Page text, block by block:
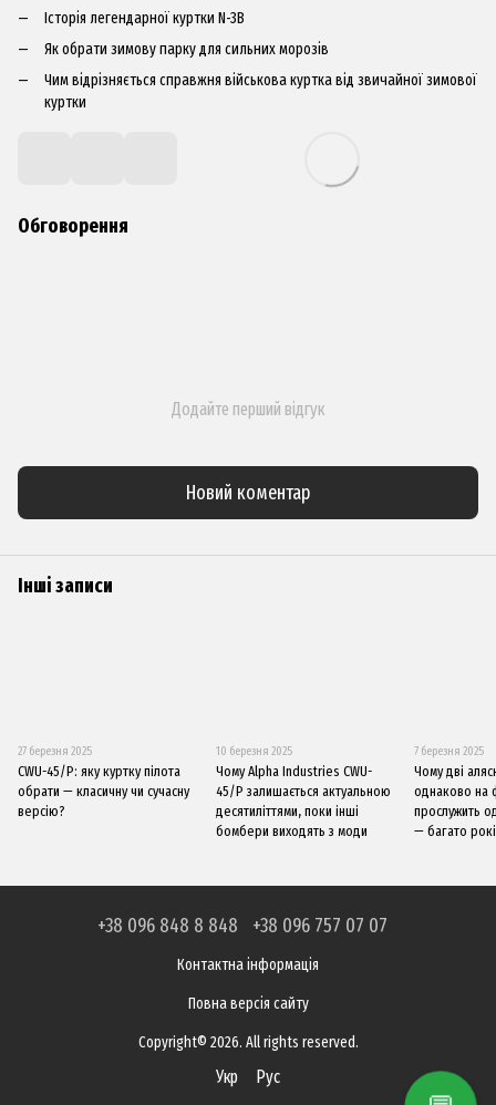
Історія легендарної куртки N-3B
Як обрати зимову парку для сильних морозів
Чим відрізняється справжня військова куртка від звичайної зимової
куртки
Обговорення
Додайте перший відгук
Новий коментар
Інші записи
27 березня 2025
CWU-45/P: яку куртку пілота
обрати — класичну чи сучасну
версію?
10 березня 2025
Чому Alpha Industries CWU-
45/P залишається актуальною
десятиліттями, поки інші
бомбери виходять з моди
7 березня 2025
Чому дві
однаково на
прослужить
— багато
+38 096 848 8 848 +38 096 757 07 07
Контактна інформація
Повна версія сайту
Copyright© 2026. All rights reserved.
Укр Рус